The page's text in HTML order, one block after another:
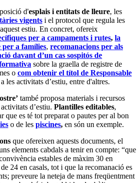
d'esplais i entitats de lleure, les
vigents i el protocol que regula les
estiu. En concret, ofereix
per a campaments i rutes, la
per a famílies, recomanacions per als
davant d’un cas sospitós de
sobre la graella de registre de
o com obtenir el títol de Responsable
a les activitats d’estiu, entre d'altres.
també proposa materials i recursos
d’estiu. Plantilles editables,
que es té tot preparat o pautes per al bon
o de les piscines, en són un exemple.
que ofereixen aquests documents, el
elements cabdals a tenir en compte: “que
estables de màxim 30 en
24 en casals, tot i que la recomanació es
preveure la neteja de mans freqüentment